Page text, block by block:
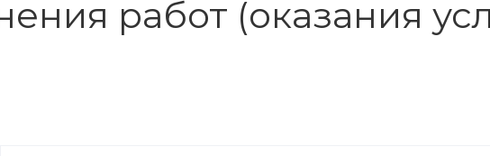
работ (оказания